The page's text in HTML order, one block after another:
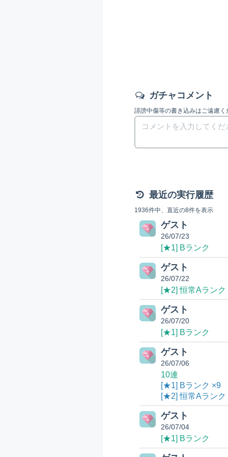
ガチャコメント
誹謗中傷等の書き込みはご遠慮く
最近の実行履歴
1936件中、直近の8件を表示
ゲスト
26/07/23
[★1] Bランク
ゲスト
26/07/22
[★2] 恒常Aランク
ゲスト
26/07/20
[★1] Bランク
ゲスト
26/07/06
10連
[★1] Bランク ×9
[★2] 恒常Aランク
ゲスト
26/07/04
[★1] Bランク